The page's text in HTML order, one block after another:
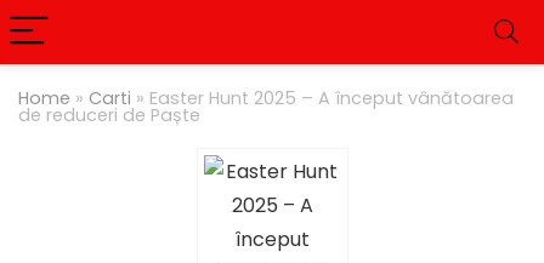
Home » Carti » Easter Hunt 2025 – A început vânătoarea
de reduceri de Paște